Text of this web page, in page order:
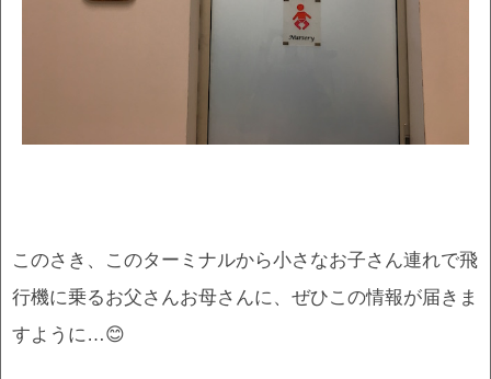
このさき、このターミナルから小さなお子さん連れで飛
行機に乗るお父さんお母さんに、ぜひこの情報が届きま
すように…😊